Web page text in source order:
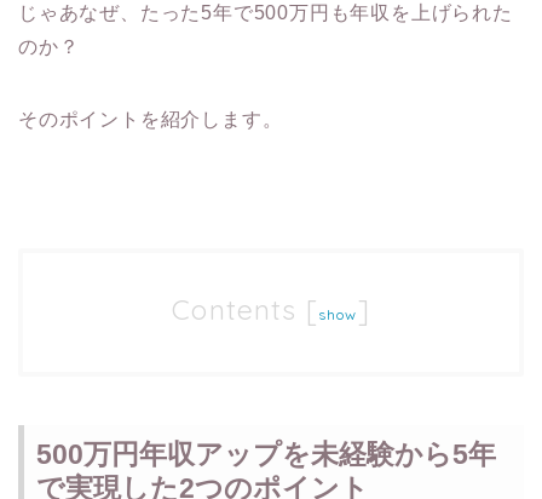
じゃあなぜ、たった5年で500万円も年収を上げられた
のか？
そのポイントを紹介します。
Contents [ show ]
500万円年収アップを未経験から5年
で実現した2つのポイント